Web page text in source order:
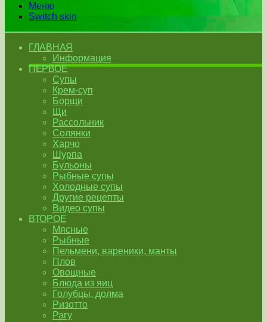
Меню
Switch skin
ГЛАВНАЯ
Информация
ПЕРВОЕ
Супы
Крем-суп
Борщи
Щи
Рассольник
Солянки
Харчо
Шурпа
Бульоны
Рыбные супы
Холодные супы
Другие рецепты
Видео супы
ВТОРОЕ
Мясные
Рыбные
Пельмени, вареники, манты
Плов
Овощные
Блюда из яиц
Голубцы, долма
Ризотто
Рагу